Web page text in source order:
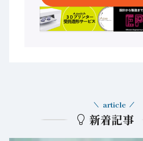
新着記事
article